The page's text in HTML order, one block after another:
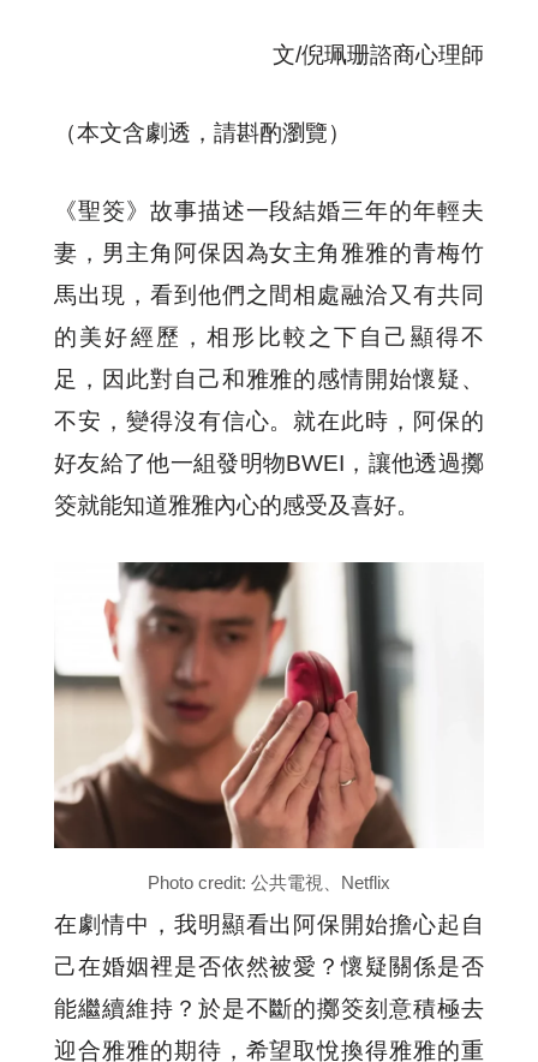
文/倪珮珊諮商心理師
（本文含劇透，請斟酌瀏覽）
《聖筊》故事描述一段結婚三年的年輕夫
妻，男主角阿保因為女主角雅雅的青梅竹
馬出現，看到他們之間相處融洽又有共同
的美好經歷，相形比較之下自己顯得不
足，因此對自己和雅雅的感情開始懷疑、
不安，變得沒有信心。就在此時，阿保的
好友給了他一組發明物BWEI，讓他透過擲
筊就能知道雅雅內心的感受及喜好。
Photo credit: 公共電視、Netflix
在劇情中，我明顯看出阿保開始擔心起自
己在婚姻裡是否依然被愛？懷疑關係是否
能繼續維持？於是不斷的擲筊刻意積極去
迎合雅雅的期待，希望取悅換得雅雅的重